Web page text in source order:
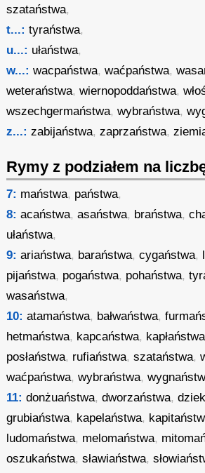
szataństwa,
t...: tyraństwa,
u...: ułaństwa,
w...: wacpaństwa,waćpaństwa,
weteraństwa,wiernopoddaństwa,
wszechgermaństwa,wybraństwa,
z...: zabijaństwa,zaprzaństwa,
Rymy z podziałem na
7: maństwa, państwa,
8: acaństwa,asaństwa, braństwa,
ułaństwa,
9: ariaństwa, baraństwa,cygaństwa,
pijaństwa, pogaństwa, pohaństwa,
wasaństwa,
10: atamaństwa, bałwaństwa,
hetmaństwa, kapcaństwa, kapłaństwa
posłaństwa, rufiaństwa,szataństwa,
waćpaństwa,wybraństwa,
11: donżuaństwa,dworzaństwa,
grubiaństwa, kapelaństwa,
ludomaństwa, melomaństwa,
oszukaństwa,sławiaństwa,